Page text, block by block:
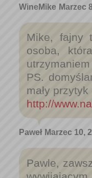
WineMike Marzec
Mike, fajny
osoba,
utrzymaniem
PS.
mały
http://
Paweł Marzec 10,
Pawle,